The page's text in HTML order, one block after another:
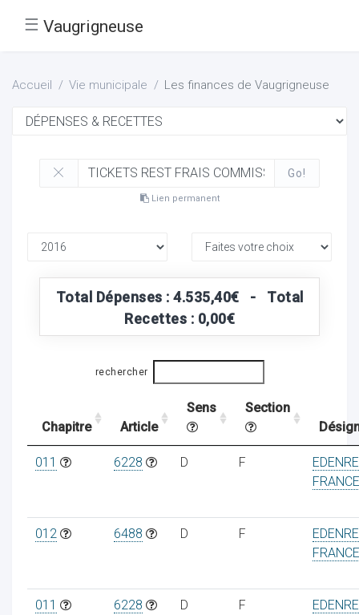
☰ Vaugrigneuse
Accueil Vie municipale Les finances de Vaugrigneuse
Go!
Lien permanent
Total Dépenses : 4.535,40€ - Total
Recettes : 0,00€
rechercher
Chapitre Article
Sens
Section
011 6228 D F
FRANCE
012 6488 D F
FRANCE
011 6228 D F